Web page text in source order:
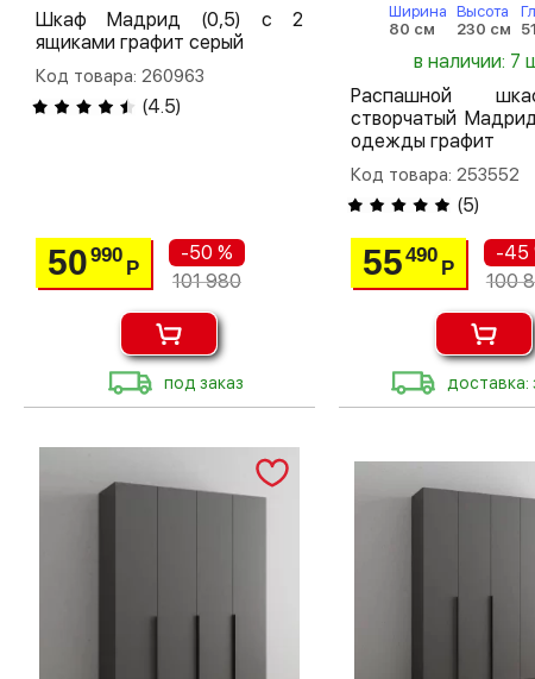
Шкаф Мадрид (0,5) с 2
ящиками графит серый
Код товара: 260963
(4.5)
50990
Р
-50 %
101 980
под заказ
Ширина
80 см
Высота
230 см
в наличии: 7
Распашной
створчатый
одежды графит
Код товара: 253552
(5)
55490
Р
-45
100
доставка: